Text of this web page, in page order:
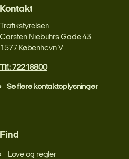
Kontakt
Trafikstyrelsen
Carsten Niebuhrs Gade 43
1577 København V
Tlf.: 72218800
Se flere kontaktoplysninger
Find
Love og regler